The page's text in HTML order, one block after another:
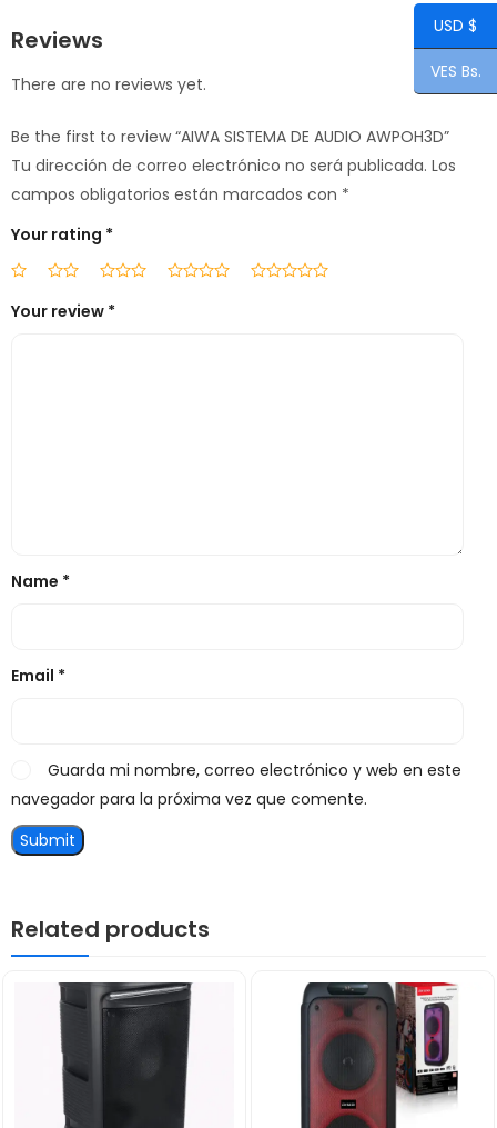
Reviews
There are no reviews yet.
Be the first to review “AIWA SISTEMA DE AUDIO AWPOH3D”
Tu dirección de correo electrónico no será publicada. Los
campos obligatorios están marcados con *
Your rating *
Your review *
Name *
Email *
Guarda mi nombre, correo electrónico y web en este
navegador para la próxima vez que comente.
Related products
USD $
VES Bs.